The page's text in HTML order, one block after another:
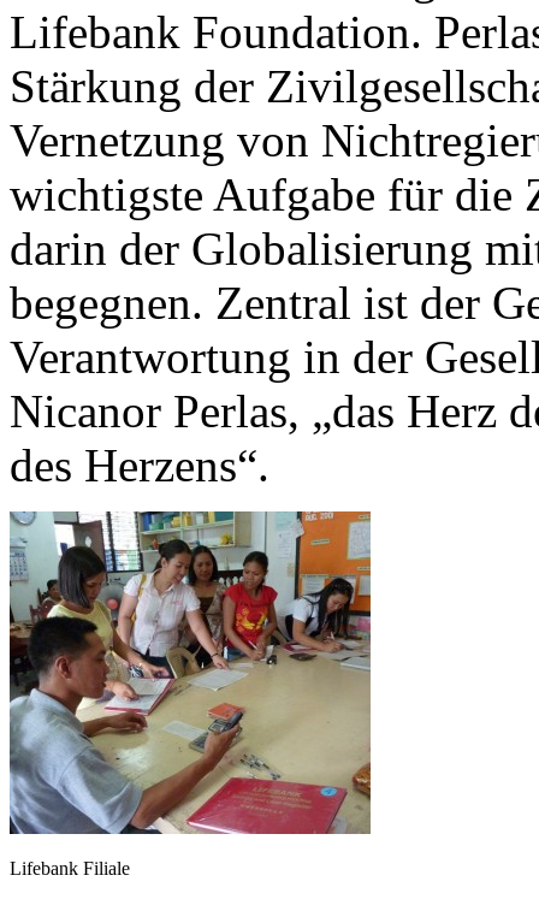
Lifebank Foundation.
Stärkung der
Vernetzung von
wichtigste Aufgabe für die
darin der Globalisierung
begegnen. Zentral ist der
Verantwortung in der
Nicanor Perlas, „das Herz
des Herzens“.
Lifebank Filiale